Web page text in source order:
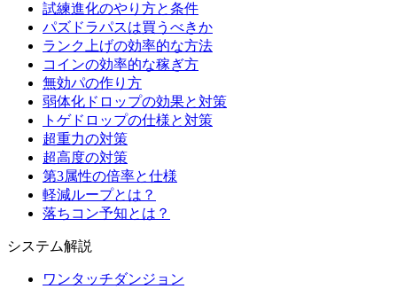
試練進化のやり方と条件
パズドラパスは買うべきか
ランク上げの効率的な方法
コインの効率的な稼ぎ方
無効パの作り方
弱体化ドロップの効果と対策
トゲドロップの仕様と対策
超重力の対策
超高度の対策
第3属性の倍率と仕様
軽減ループとは？
落ちコン予知とは？
システム解説
ワンタッチダンジョン